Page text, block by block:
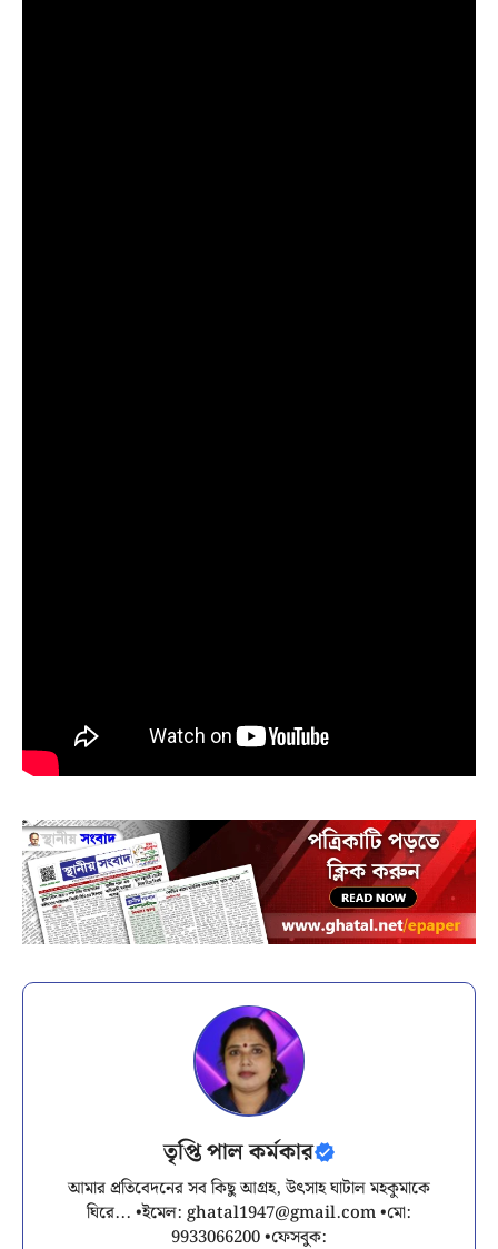
তৃপ্তি পাল কর্মকার
আমার প্রতিবেদনের সব কিছু আগ্রহ, উৎসাহ ঘাটাল মহকুমাকে
ঘিরে... •ইমেল: ghatal1947@gmail.com•মো:
9933066200 •ফেসবুক: